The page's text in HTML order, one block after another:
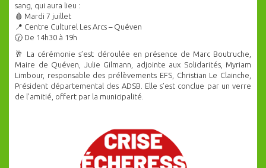
sang, qui aura lieu :
🩸 Mardi 7 juillet
📍 Centre Culturel Les Arcs – Quéven
🕝 De 14h30 à 19h
🥂 La cérémonie s’est déroulée en présence de Marc Boutruche,
Maire de Quéven, Julie Gilmann, adjointe aux Solidarités, Myriam
Limbour, responsable des prélèvements EFS, Christian Le Clainche,
Président départemental des ADSB. Elle s’est conclue par un verre
de l’amitié, offert par la municipalité.